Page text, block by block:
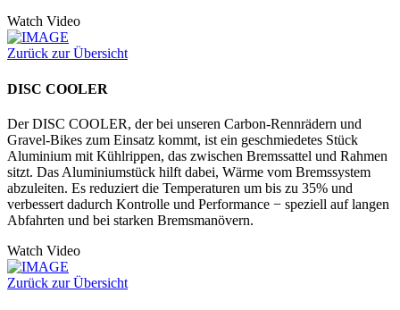
Watch Video
Zurück zur Übersicht
DISC COOLER
Der DISC COOLER, der bei unseren Carbon-Rennrädern und
Gravel-Bikes zum Einsatz kommt, ist ein geschmiedetes Stück
Aluminium mit Kühlrippen, das zwischen Bremssattel und Rahmen
sitzt. Das Aluminiumstück hilft dabei, Wärme vom Bremssystem
abzuleiten. Es reduziert die Temperaturen um bis zu 35% und
verbessert dadurch Kontrolle und Performance − speziell auf langen
Abfahrten und bei starken Bremsmanövern.
Watch Video
Zurück zur Übersicht